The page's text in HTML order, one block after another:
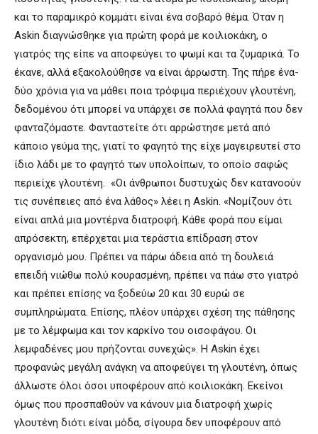
και το παραμικρό κομμάτι είναι ένα σοβαρό θέμα. Όταν η
Askin διαγνώσθηκε για πρώτη φορά με κοιλιοκάκη, ο
γιατρός της είπε να αποφεύγει το ψωμί και τα ζυμαρικά. Το
έκανε, αλλά εξακολούθησε να είναι άρρωστη. Της πήρε ένα-
δύο χρόνια για να μάθει ποια τρόφιμα περιέχουν γλουτένη,
δεδομένου ότι μπορεί να υπάρχει σε πολλά φαγητά που δεν
φανταζόμαστε. Φανταστείτε ότι αρρώστησε μετά από
κάποιο γεύμα της, γιατί το φαγητό της είχε μαγειρευτεί στο
ίδιο λάδι με το φαγητό των υπολοίπων, το οποίο σαφώς
περιείχε γλουτένη. «Οι άνθρωποι δυστυχώς δεν κατανοούν
τις συνέπειες από ένα λάθος» λέει η Askin. «Νομίζουν ότι
είναι απλά μια μοντέρνα διατροφή. Κάθε φορά που είμαι
απρόσεκτη, επέρχεται μια τεράστια επίδραση στον
οργανισμό μου. Πρέπει να πάρω άδεια από τη δουλειά
επειδή νιώθω πολύ κουρασμένη, πρέπει να πάω στο γιατρό
και πρέπει επίσης να ξοδεύω 20 και 30 ευρώ σε
συμπληρώματα. Επίσης, πλέον υπάρχει σχέση της πάθησης
με το λέμφωμα και τον καρκίνο του οισοφάγου. Οι
λεμφαδένες μου πρήζονται συνεχώς». Η Askin έχει
προφανώς μεγάλη ανάγκη να αποφεύγει τη γλουτένη, όπως
άλλωστε όλοι όσοι υποφέρουν από κοιλιοκάκη. Εκείνοι
όμως που προσπαθούν να κάνουν μια διατροφή χωρίς
γλουτένη διότι είναι μόδα, σίγουρα δεν υποφέρουν από